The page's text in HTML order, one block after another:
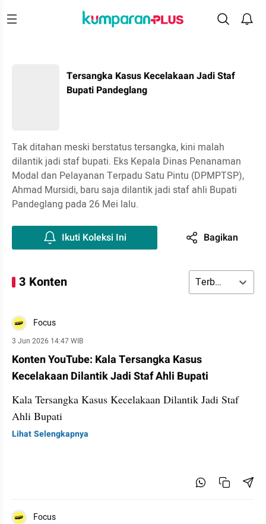
Tersangka Kasus Kecelakaan Jadi Staf
Bupati Pandeglang
Tak ditahan meski berstatus tersangka, kini malah
dilantik jadi staf bupati. Eks Kepala Dinas Penanaman
Modal dan Pelayanan Terpadu Satu Pintu (DPMPTSP),
Ahmad Mursidi, baru saja dilantik jadi staf ahli Bupati
Pandeglang pada 26 Mei lalu.
Ikuti Koleksi Ini Bagikan
3 Konten Terbaru
Focus
3 Jun 2026 14:47 WIB
Konten YouTube: Kala Tersangka Kasus
Kecelakaan Dilantik Jadi Staf Ahli Bupati
Kala Tersangka Kasus Kecelakaan Dilantik Jadi Staf
Ahli Bupati
Lihat Selengkapnya
Focus